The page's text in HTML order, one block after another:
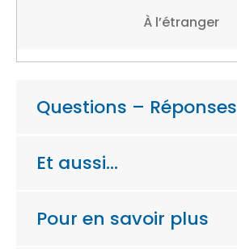
À l’étranger
Questions – Réponses
Et aussi…
Pour en savoir plus